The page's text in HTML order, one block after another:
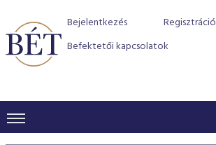
Bejelentkezés Regisztráció
Befektetői kapcsolatok